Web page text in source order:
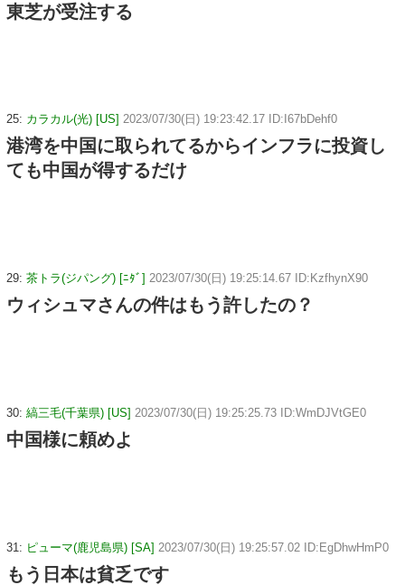
東芝が受注する
25: カラカル(光) [US] 2023/07/30(日) 19:23:42.17 ID:I67bDehf0
港湾を中国に取られてるからインフラに投資し
ても中国が得するだけ
29: 茶トラ(ジパング) [ﾆﾀﾞ] 2023/07/30(日) 19:25:14.67 ID:KzfhynX90
ウィシュマさんの件はもう許したの？
30: 縞三毛(千葉県) [US] 2023/07/30(日) 19:25:25.73 ID:WmDJVtGE0
中国様に頼めよ
31: ピューマ(鹿児島県) [SA] 2023/07/30(日) 19:25:57.02 ID:EgDhwHmP0
もう日本は貧乏です